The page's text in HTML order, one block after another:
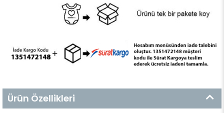
Ürün Özellikleri